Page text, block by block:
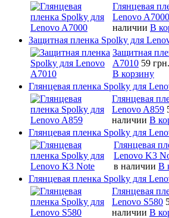
Глянцевая
Lenovo A7000
наличии В
Защитная пленка Spolky для
Защитная
A7010 59 грн.
В корзину
Глянцевая пленка Spolky для
Глянцевая
Lenovo A859
наличии В
Глянцевая пленка Spolky для
Глянцевая
Lenovo K3
в наличии В
Глянцевая пленка Spolky для
Глянцевая
Lenovo S580
наличии В